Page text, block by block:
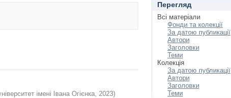
імені Івана Огієнка, 2023)
Перегляд
Всі матеріали
Фонди та колекції
За датою публикації
Автори
Заголовки
Теми
Колекція
За датою публикації
Автори
Заголовки
Теми